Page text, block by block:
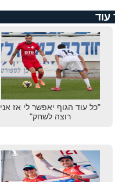
עוד
"כל עוד הגוף יאפשר לי אז אני
רוצה לשחק"